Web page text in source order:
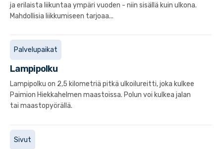
ja erilaista liikuntaa ympäri vuoden - niin sisällä kuin ulkona.
Mahdollisia liikkumiseen tarjoaa...
Palvelupaikat
Lampipolku
Lampipolku on 2,5 kilometriä pitkä ulkoilureitti, joka kulkee
Paimion Hiekkahelmen maastoissa. Polun voi kulkea jalan
tai maastopyörällä.
Sivut